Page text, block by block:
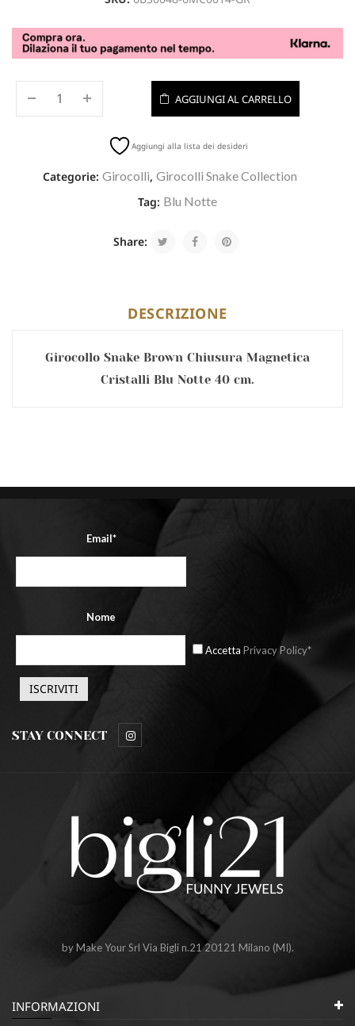
AGGIUNGI AL CARRELLO
Aggiungi alla lista dei desideri
Categorie: Girocolli, Girocolli Snake Collection
Tag: Blu Notte
Share:
DESCRIZIONE
Girocollo Snake Brown Chiusura Magnetica
Cristalli Blu Notte 40 cm.
Email*
Nome
Accetta Privacy Policy*
STAY CONNECT
by Make Your Srl Via Bigli n.21 20121 Milano (MI).
INFORMAZIONI